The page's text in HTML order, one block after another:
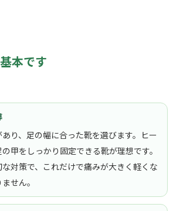
本です
り、足の幅に合った靴を選びます。ヒー
甲をしっかり固定できる靴が理想です。
対策で、これだけで痛みが大きく軽くな
せん。